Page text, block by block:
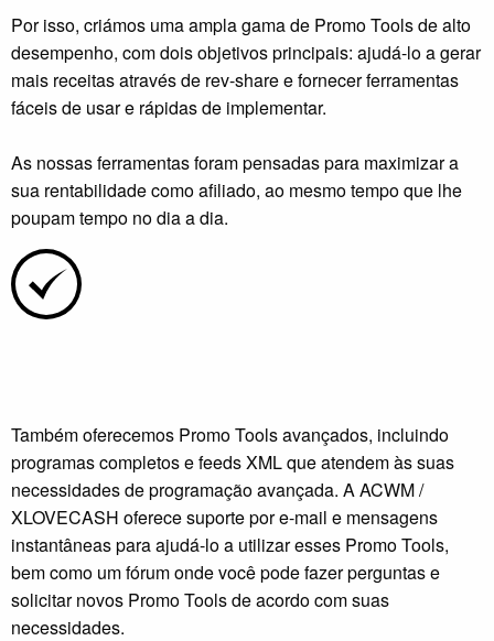
Por isso, criámos uma ampla gama de Promo Tools de alto
desempenho, com dois objetivos principais: ajudá-lo a gerar
mais receitas através de rev-share e fornecer ferramentas
fáceis de usar e rápidas de implementar.
As nossas ferramentas foram pensadas para maximizar a
sua rentabilidade como afiliado, ao mesmo tempo que lhe
poupam tempo no dia a dia.
Também oferecemos Promo Tools avançados, incluindo
programas completos e feeds XML que atendem às suas
necessidades de programação avançada. A ACWM /
XLOVECASH oferece suporte por e-mail e mensagens
instantâneas para ajudá-lo a utilizar esses Promo Tools,
bem como um fórum onde você pode fazer perguntas e
solicitar novos Promo Tools de acordo com suas
necessidades.